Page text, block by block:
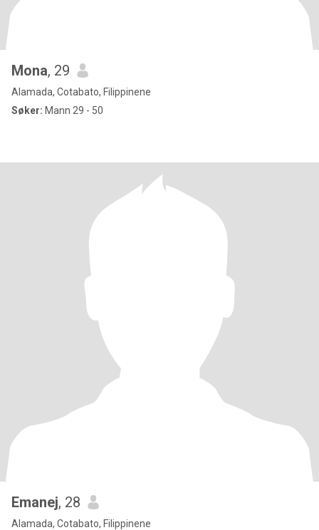
Mona, 29
Alamada, Cotabato, Filippinene
Søker: Mann 29 - 50
Emanej, 28
Alamada, Cotabato, Filippinene